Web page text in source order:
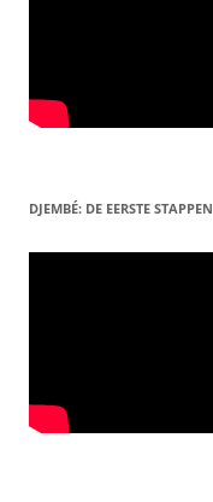
DJEMBÉ: DE EERSTE STAPPEN